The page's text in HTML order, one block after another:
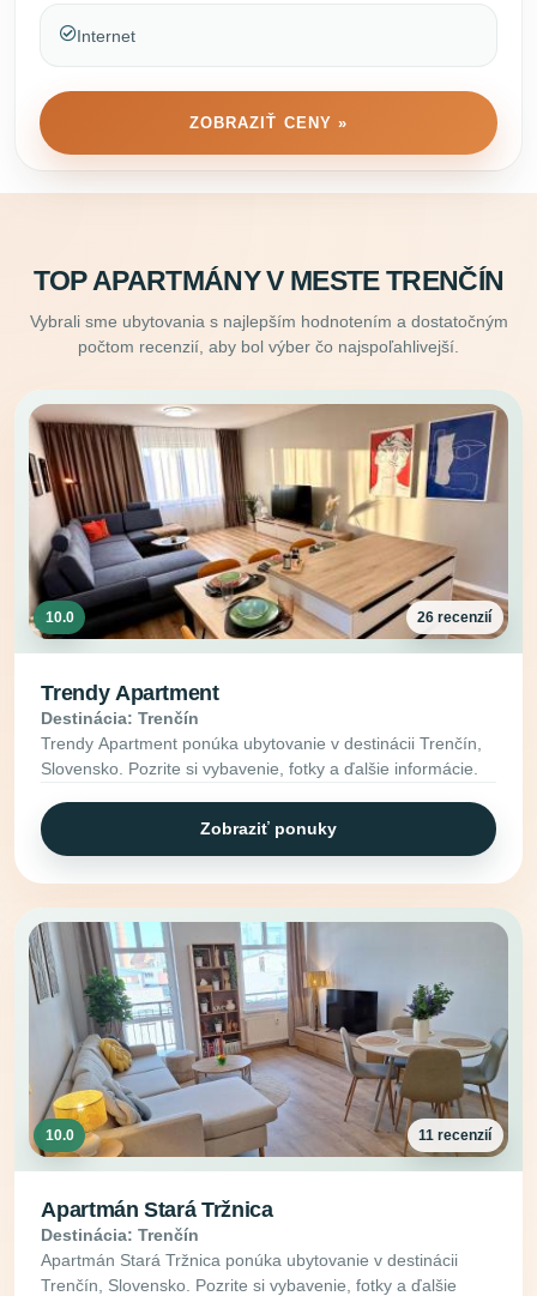
Internet
ZOBRAZIŤ CENY »
TOP APARTMÁNY V MESTE TRENČÍN
Vybrali sme ubytovania s najlepším hodnotením a dostatočným
počtom recenzií, aby bol výber čo najspoľahlivejší.
10.0 26 recenzií
Trendy Apartment
Destinácia: Trenčín
Trendy Apartment ponúka ubytovanie v destinácii Trenčín,
Slovensko. Pozrite si vybavenie, fotky a ďalšie informácie.
Zobraziť ponuky
10.0 11 recenzií
Apartmán Stará Tržnica
Destinácia: Trenčín
Apartmán Stará Tržnica ponúka ubytovanie v destinácii
Trenčín, Slovensko. Pozrite si vybavenie, fotky a ďalšie